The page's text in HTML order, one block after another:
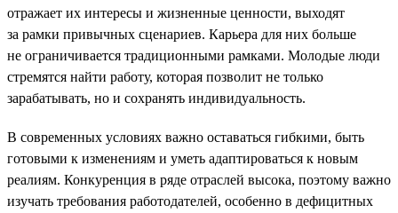
отражает их интересы и жизненные ценности, выходят
за рамки привычных сценариев. Карьера для них больше
не ограничивается традиционными рамками. Молодые люди
стремятся найти работу, которая позволит не только
зарабатывать, но и сохранять индивидуальность.
В современных условиях важно оставаться гибкими, быть
готовыми к изменениям и уметь адаптироваться к новым
реалиям. Конкуренция в ряде отраслей высока, поэтому важно
изучать требования работодателей, особенно в дефицитных